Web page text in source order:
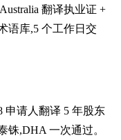
翻译执业证 +
语库,5 个工作日交
申请人翻译 5 年股东
铢,DHA 一次通过。